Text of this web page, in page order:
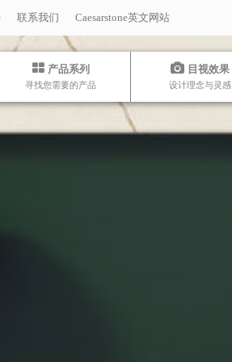
联系我们 Caesarstone英文网站
产品系列
寻找您需要的产品
目视效果
设计理念与灵感